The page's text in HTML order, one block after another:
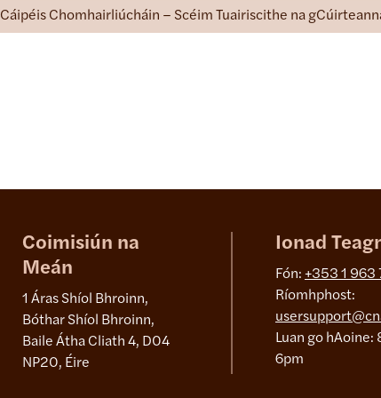
Cáipéis Chomhairliúcháin – Scéim Tuairiscithe na
Coimisiún na
Meán
1 Áras Shíol Bhroinn,
Bóthar Shíol Bhroinn,
Baile Átha Cliath 4, D04
NP20, Éire
Ionad
Fón: +353 1 963
Ríomhphost:
Luan go hAoine:
6pm